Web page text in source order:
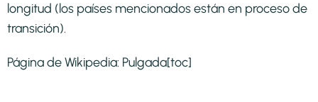
longitud (los países mencionados están en proceso de
transición).
Página de Wikipedia: Pulgada[toc]